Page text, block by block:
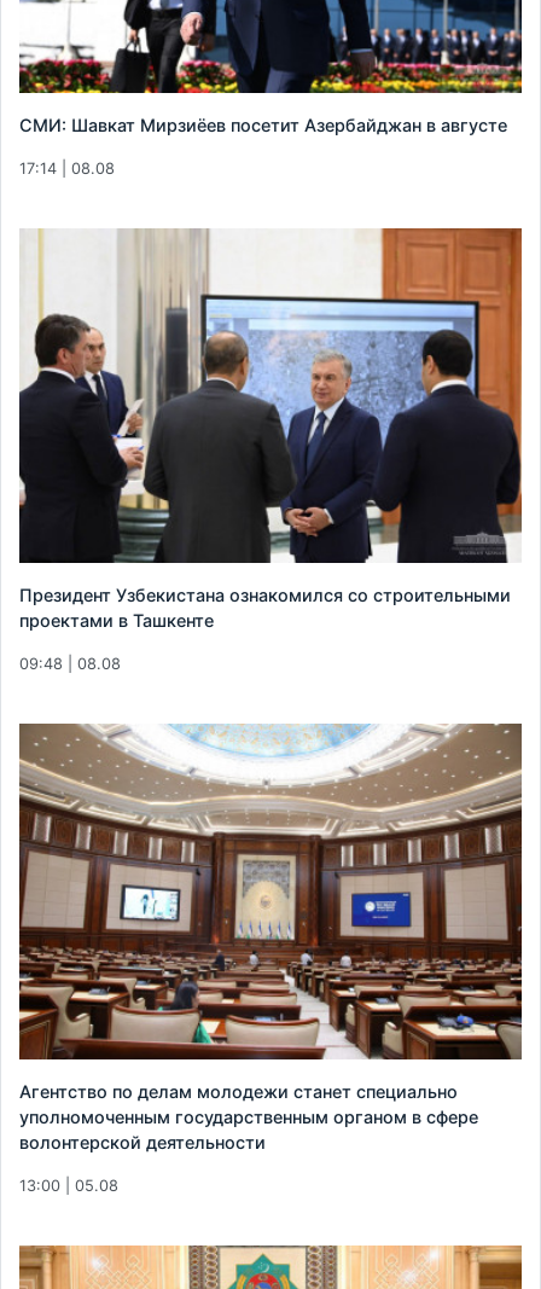
СМИ: Шавкат Мирзиёев посетит Азербайджан в августе
17:14 | 08.08
Президент Узбекистана ознакомился со строительными
проектами в Ташкенте
09:48 | 08.08
Агентство по делам молодежи станет специально
уполномоченным государственным органом в сфере
волонтерской деятельности
13:00 | 05.08